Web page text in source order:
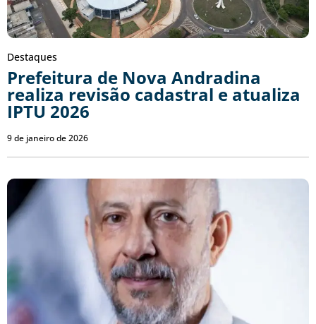
Destaques
Prefeitura de Nova Andradina
realiza revisão cadastral e atualiza
IPTU 2026
9 de janeiro de 2026